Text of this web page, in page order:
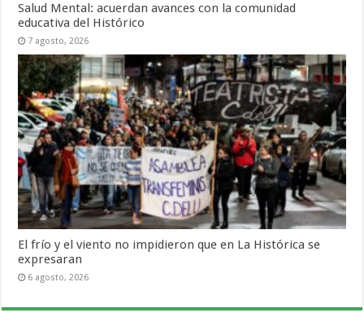
Salud Mental: acuerdan avances con la comunidad
educativa del Histórico
7 agosto, 2026
El frío y el viento no impidieron que en La Histórica se
expresaran
6 agosto, 2026